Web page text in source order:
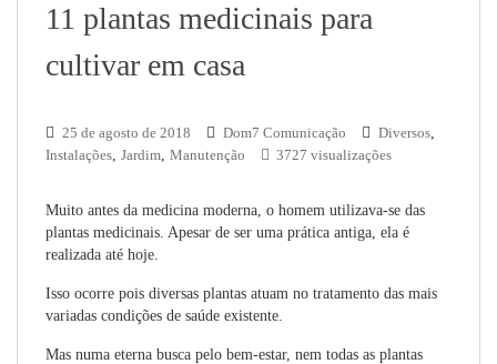
11 plantas medicinais para
cultivar em casa
25 de agosto de 2018 Dom7 Comunicação Diversos,
Instalações, Jardim, Manutenção 3727 visualizações
Muito antes da medicina moderna, o homem utilizava-se das
plantas medicinais. Apesar de ser uma prática antiga, ela é
realizada até hoje.
Isso ocorre pois diversas plantas atuam no tratamento das mais
variadas condições de saúde existente.
Mas numa eterna busca pelo bem-estar, nem todas as plantas